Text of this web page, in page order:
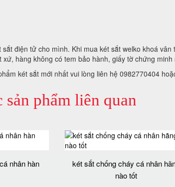
điện tử cho mình. Khi mua két sắt welko khoá
hàng không có tem bảo hành, giấy tờ chứng
két sắt mới nhất vui lòng liên hệ 0982770404
sản phẩm liên quan
nhân hàn
két sắt chống cháy cá nhân
nào tốt